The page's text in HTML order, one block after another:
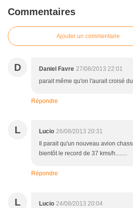
Commentaires
Ajouter un commentaire
D Daniel Favre 27/08/2013 22:01
parait même qu'on l'aurait croisé
Répondre
L Lucio 26/08/2013 20:31
Il parait qu'un nouveau avion
bientôt le record de 37 kms/h........
Répondre
L Lucio 24/08/2013 20:04